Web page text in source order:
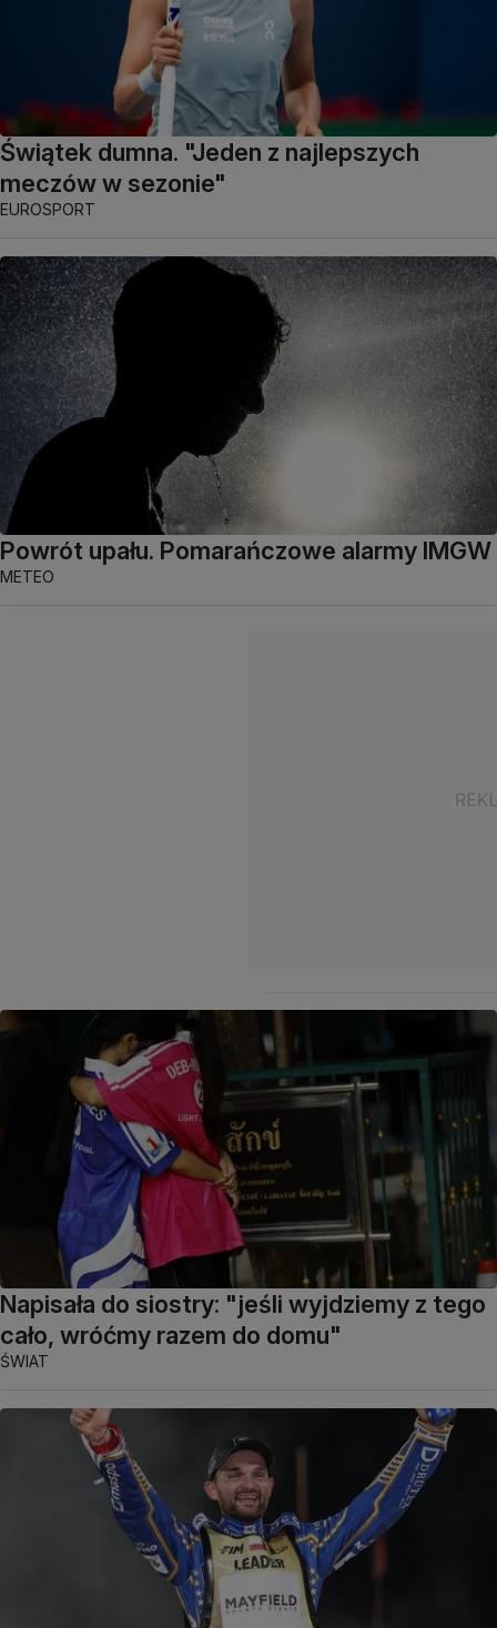
Świątek dumna. "Jeden z najlepszych
meczów w sezonie"
EUROSPORT
Powrót upału. Pomarańczowe alarmy IMGW
METEO
Napisała do siostry: "jeśli wyjdziemy z tego
cało, wróćmy razem do domu"
ŚWIAT